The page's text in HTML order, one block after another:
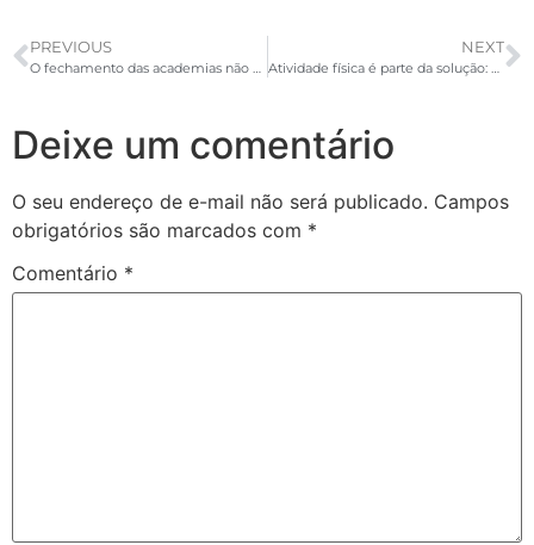
PREVIOUS
O fechamento das academias não pode acontecer de novo! Vem com a ACAD!
NEXT
Atividade física é parte da solução: academias no enfrentamento à COVID-19
Deixe um comentário
O seu endereço de e-mail não será publicado. Campos
obrigatórios são marcados com *
Comentário *